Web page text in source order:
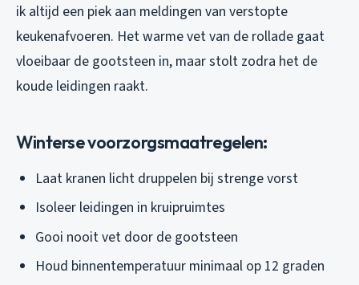
ik altijd een piek aan meldingen van verstopte
keukenafvoeren. Het warme vet van de rollade gaat
vloeibaar de gootsteen in, maar stolt zodra het de
koude leidingen raakt.
Winterse voorzorgsmaatregelen:
Laat kranen licht druppelen bij strenge vorst
Isoleer leidingen in kruipruimtes
Gooi nooit vet door de gootsteen
Houd binnentemperatuur minimaal op 12 graden